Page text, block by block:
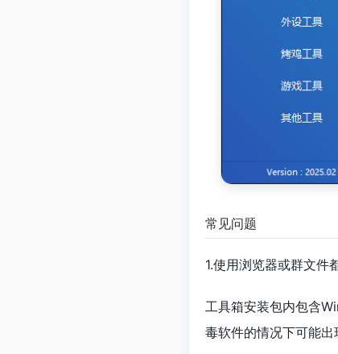
常见问题
1.使用浏览器或群文件
工具箱安装包内包含
毒软件的情况下可能出